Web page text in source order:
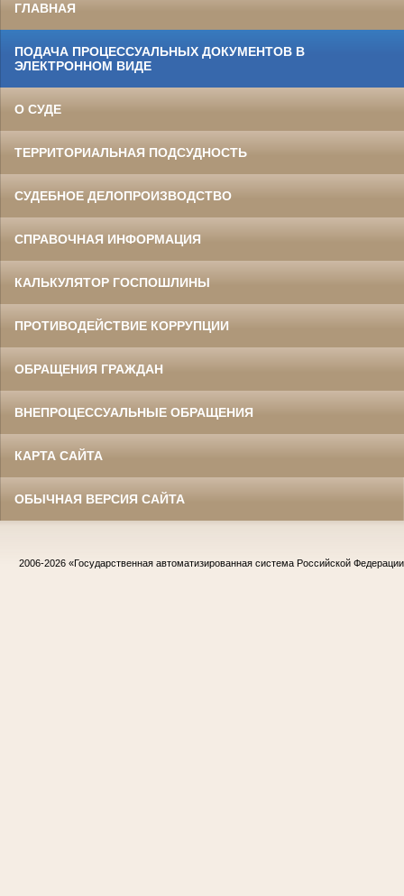
ГЛАВНАЯ
ПОДАЧА ПРОЦЕССУАЛЬНЫХ ДОКУМЕНТОВ В
ЭЛЕКТРОННОМ ВИДЕ
О СУДЕ
ТЕРРИТОРИАЛЬНАЯ ПОДСУДНОСТЬ
СУДЕБНОЕ ДЕЛОПРОИЗВОДСТВО
СПРАВОЧНАЯ ИНФОРМАЦИЯ
КАЛЬКУЛЯТОР ГОСПОШЛИНЫ
ПРОТИВОДЕЙСТВИЕ КОРРУПЦИИ
ОБРАЩЕНИЯ ГРАЖДАН
ВНЕПРОЦЕССУАЛЬНЫЕ ОБРАЩЕНИЯ
КАРТА САЙТА
ОБЫЧНАЯ ВЕРСИЯ САЙТА
2006-2026 «Государственная автоматизированная система Российской